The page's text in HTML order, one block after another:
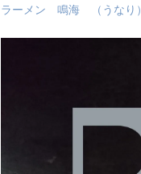
ラーメン 鳴海 （うなり）